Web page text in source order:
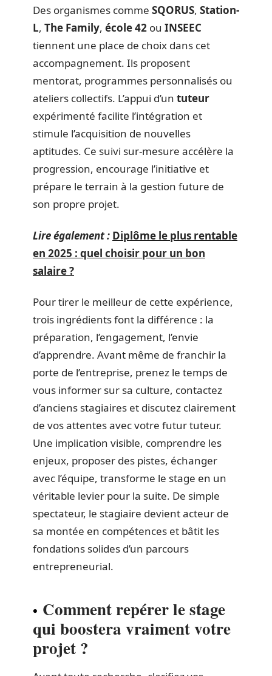
Des organismes comme SQORUS, Station-
L, The Family, école 42 ou INSEEC
tiennent une place de choix dans cet
accompagnement. Ils proposent
mentorat, programmes personnalisés ou
ateliers collectifs. L’appui d’un tuteur
expérimenté facilite l’intégration et
stimule l’acquisition de nouvelles
aptitudes. Ce suivi sur-mesure accélère la
progression, encourage l’initiative et
prépare le terrain à la gestion future de
son propre projet.
Lire également : Diplôme le plus rentable
en 2025 : quel choisir pour un bon
salaire ?
Pour tirer le meilleur de cette expérience,
trois ingrédients font la différence : la
préparation, l’engagement, l’envie
d’apprendre. Avant même de franchir la
porte de l’entreprise, prenez le temps de
vous informer sur sa culture, contactez
d’anciens stagiaires et discutez clairement
de vos attentes avec votre futur tuteur.
Une implication visible, comprendre les
enjeux, proposer des pistes, échanger
avec l’équipe, transforme le stage en un
véritable levier pour la suite. De simple
spectateur, le stagiaire devient acteur de
sa montée en compétences et bâtit les
fondations solides d’un parcours
entrepreneurial.
Comment repérer le stage
qui boostera vraiment votre
projet ?